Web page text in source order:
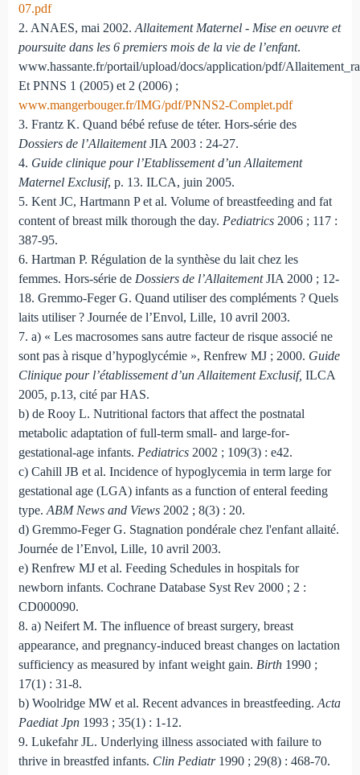
07.pdf
2. ANAES, mai 2002. Allaitement Maternel - Mise en oeuvre et
poursuite dans les 6 premiers mois de la vie de l’enfant.
www.hassante.fr/portail/upload/docs/application/pdf/
Et PNNS 1 (2005) et 2 (2006) ;
www.mangerbouger.fr/IMG/pdf/PNNS2-Complet.pdf
3. Frantz K. Quand bébé refuse de téter. Hors-série des
Dossiers de l’AllaitementJIA 2003 : 24-27.
4. Guide clinique pour l’Etablissement d’un Allaitement
Maternel Exclusif, p. 13. ILCA, juin 2005.
5. Kent JC, Hartmann P et al. Volume of breastfeeding and fat
content of breast milk thorough the day. Pediatrics2006 ; 117 :
387-95.
6. Hartman P. Régulation de la synthèse du lait chez les
femmes. Hors-série de Dossiers de l’AllaitementJIA 2000 ; 12-
18. Gremmo-Feger G. Quand utiliser des compléments ? Quels
laits utiliser ? Journée de l’Envol, Lille, 10 avril 2003.
7. a) « Les macrosomes sans autre facteur de risque associé ne
sont pas à risque d’hypoglycémie », Renfrew MJ ; 2000. Guide
Clinique pour l’établissement d’un Allaitement Exclusif, ILCA
2005, p.13, cité par HAS.
b) de Rooy L. Nutritional factors that affect the postnatal
metabolic adaptation of full-term small- and large-for-
gestational-age infants. Pediatrics2002 ; 109(3) : e42.
c) Cahill JB et al. Incidence of hypoglycemia in term large for
gestational age (LGA) infants as a function of enteral feeding
type. ABM News and Views2002 ; 8(3) : 20.
d) Gremmo-Feger G. Stagnation pondérale chez l'enfant allaité.
Journée de l’Envol, Lille, 10 avril 2003.
e) Renfrew MJ et al. Feeding Schedules in hospitals for
newborn infants. Cochrane Database Syst Rev 2000 ; 2 :
CD000090.
8. a) Neifert M. The influence of breast surgery, breast
appearance, and pregnancy-induced breast changes on lactation
sufficiency as measured by infant weight gain. Birth1990 ;
17(1) : 31-8.
b) Woolridge MW et al. Recent advances in breastfeeding. Acta
Paediat Jpn1993 ; 35(1) : 1-12.
9. Lukefahr JL. Underlying illness associated with failure to
thrive in breastfed infants. Clin Pediatr1990 ; 29(8) : 468-70.